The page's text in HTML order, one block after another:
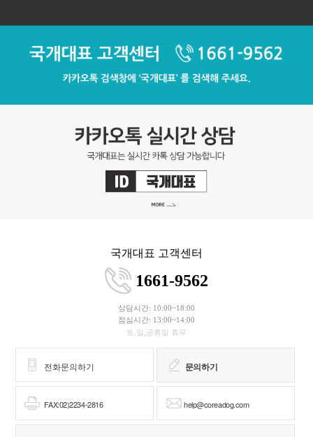
국개대표 고객센터
1661-9562
상담시간: 10:00~18:00
점심시간: 13:00~14:00
토,일,공휴일 휴무
전화문의하기 문의하기
FAX:02)2234-2816 help@coreadog.com